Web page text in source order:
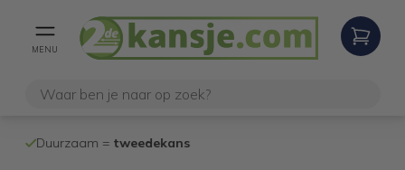
MENU
Duurzaam = tweedekans